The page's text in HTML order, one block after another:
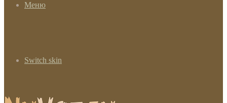
Меню
Switch skin